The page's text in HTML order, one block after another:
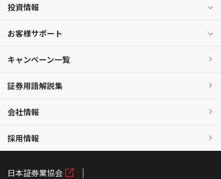
投資情報
お客様サポート
キャンペーン一覧
証券用語解説集
会社情報
採用情報
日本証券業協会